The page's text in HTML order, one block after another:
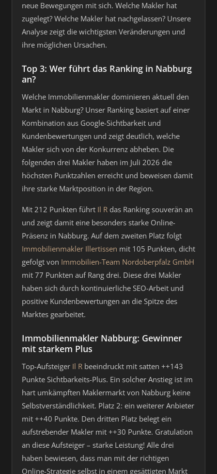
neue Bewegungen mit sich. Welche Makler hat
zugelegt? Welche Makler hat nachgelassen? Unsere
Analyse zeigt die wichtigsten Veränderungen und
ihre möglichen Ursachen.
Top 3: Wer führt das Ranking in Nabburg
an?
Welche Immobilienmakler dominieren aktuell den
Markt in Nabburg? Unser Ranking basiert auf einer
Kombination aus Google-Sichtbarkeit und
Kundenbewertungen und zeigt deutlich, welche
Makler sich von der Konkurrenz abheben. Die
folgenden drei Makler haben im Juli 2026 die
höchsten Punktzahlen erreicht und beweisen damit
ihre starke Marktposition in der Region.
Mit 212 Punkten führt Il R das Ranking souverän an
und zeigt damit eine besonders starke Online-
Präsenz in Nabburg. Auf dem zweiten Platz folgt
Immobilienmakler Illertissen mit 105 Punkten, dicht
gefolgt von Immobilien-Team Nordoberpfalz GmbH
mit 77 Punkten auf Rang drei. Diese drei Makler
haben sich durch kontinuierliche SEO-Arbeit und
positive Kundenbewertungen an die Spitze des
Marktes gearbeitet.
Immobilienmakler Nabburg: Gewinner
mit starkem Plus
Top-Aufsteiger Il R beeindruckt mit satten ++143
Punkte Sichtbarkeits-Plus. Ein solcher Anstieg ist im
hart umkämpften Maklermarkt von Nabburg keine
Selbstverständlichkeit. Platz 2: ein weiterer Anbieter
mit ++40 Punkte. Den dritten Platz belegt ein
aufstrebender Makler mit ++30 Punkte. Gratulation
an diese Aufsteiger – starke Leistung! Alle drei
haben bewiesen, dass man mit der richtigen
Online-Strategie selbst in einem gesättigten Markt